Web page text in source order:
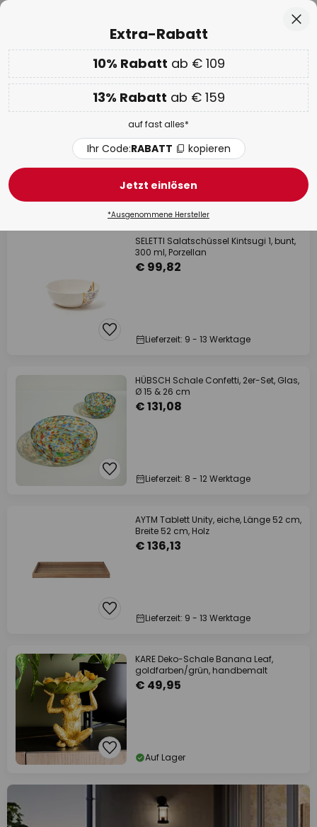
EXTRA 10% ab € 109 & 13% ab € 159auf fast alles
Code:RABATT kopieren
WOW Week:Bis zu -70%
Tabletts & Schalen
37 Artikel Filter
SELETTI Salatschüssel Kintsugi 1, bunt,
300 ml, Porzellan
€ 99,82
Lieferzeit: 9 - 13 Werktage
HÜBSCH Schale Confetti, 2er-Set, Glas,
Ø 15 & 26 cm
€ 131,08
Lieferzeit: 8 - 12 Werktage
AYTM Tablett Unity, eiche, Länge 52 cm,
Breite 52 cm, Holz
€ 136,13
Lieferzeit: 9 - 13 Werktage
KARE Deko-Schale Banana Leaf,
goldfarben/grün, handbemalt
€ 49,95
Auf Lager
Extra-Rabatt
10% Rabatt ab € 109
13% Rabatt ab € 159
auf fast alles*
Ihr Code:RABATT kopieren
Jetzt einlösen
*Ausgenommene Hersteller